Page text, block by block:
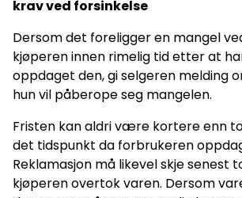
krav ved forsinkelse
Dersom det foreligger en mangel
kjøperen innen rimelig tid etter at
oppdaget den, gi selgeren melding
hun vil påberope seg mangelen.
Fristen kan aldri være kortere enn
det tidspunkt da forbrukeren
Reklamasjon må likevel skje senest
kjøperen overtok varen. Dersom